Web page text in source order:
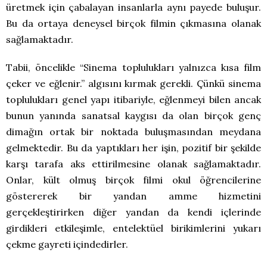
üretmek için çabalayan insanlarla aynı payede buluşur.
Bu da ortaya deneysel birçok filmin çıkmasına olanak
sağlamaktadır.
Tabii, öncelikle “Sinema toplulukları yalnızca kısa film
çeker ve eğlenir.” algısını kırmak gerekli. Çünkü sinema
toplulukları genel yapı itibariyle, eğlenmeyi bilen ancak
bunun yanında sanatsal kaygısı da olan birçok genç
dimağın ortak bir noktada buluşmasından meydana
gelmektedir. Bu da yaptıkları her işin, pozitif bir şekilde
karşı tarafa aks ettirilmesine olanak sağlamaktadır.
Onlar, kült olmuş birçok filmi okul öğrencilerine
göstererek bir yandan amme hizmetini
gerçekleştirirken diğer yandan da kendi içlerinde
girdikleri etkileşimle, entelektüel birikimlerini yukarı
çekme gayreti içindedirler.